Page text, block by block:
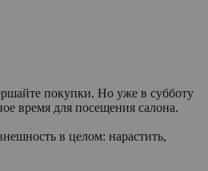
покупки. Но уже в субботу
время для посещения салона.
в целом: нарастить,